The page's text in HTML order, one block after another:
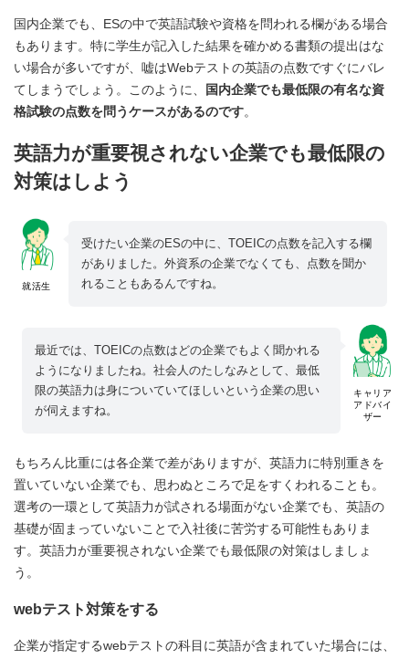
国内企業でも、ESの中で英語試験や資格を問われる欄がある場合
もあります。特に学生が記入した結果を確かめる書類の提出はな
い場合が多いですが、嘘はWebテストの英語の点数ですぐにバレ
てしまうでしょう。このように、
国内企業でも最低限の有名な資
格試験の点数を問うケースがあるのです。
英語力が重要視されない企業でも最低限の
対策はしよう
就活生
受けたい企業のESの中に、TOEICの点数を記入する欄
がありました。外資系の企業でなくても、点数を聞か
れることもあるんですね。
キャリア
アドバイ
ザー
最近では、TOEICの点数はどの企業でもよく聞かれる
ようになりましたね。社会人のたしなみとして、最低
限の英語力は身についていてほしいという企業の思い
が伺えますね。
もちろん比重には各企業で差がありますが、英語力に特別重きを
置いていない企業でも、思わぬところで足をすくわれることも。
選考の一環として英語力が試される場面がない企業でも、英語の
基礎が固まっていないことで入社後に苦労する可能性もありま
す。英語力が重要視されない企業でも最低限の対策はしましょ
う。
webテスト対策をする
企業が指定するwebテストの科目に英語が含まれていた場合には、